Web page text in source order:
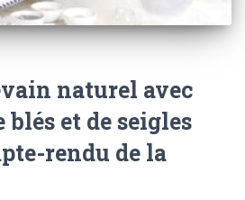
naturel avec
blés et de seigles
rendu de la